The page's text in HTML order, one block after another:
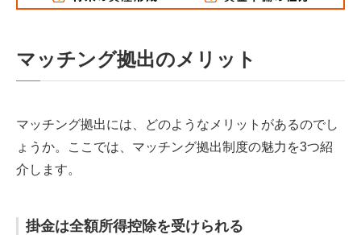
マッチング拠出のメリット
マッチング拠出には、どのようなメリットがあるのでし
ょうか。ここでは、マッチング拠出制度の魅力を3つ紹
介します。
掛金は全額所得控除を受けられる